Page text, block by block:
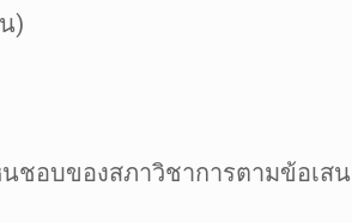
)
ชอบของสภาวิชาการตามข้อเ